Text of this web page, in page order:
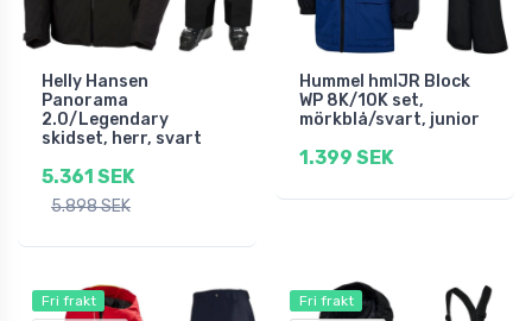
Helly Hansen
Panorama
2.0/Legendary
skidset, herr, svart
5.361 SEK
5.898 SEK
Hummel hmlJR Block
WP 8K/10K set,
mörkblå/svart, junior
1.399 SEK
Fri frakt
Fri frakt